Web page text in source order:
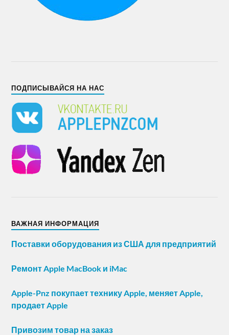
ПОДПИСЫВАЙСЯ НА НАС
ВАЖНАЯ ИНФОРМАЦИЯ
Поставки оборудования из США для предприятий
Ремонт Apple MacBook и iMac
Apple-Pnz покупает технику Apple, меняет Apple,
продает Apple
Привозим товар на заказ